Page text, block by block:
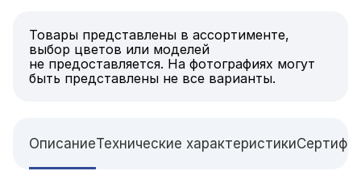
Товары представлены в ассортименте,
выбор цветов или моделей
не предоставляется. На фотографиях могут
быть представлены не все варианты.
ОписаниеТехнические характеристики